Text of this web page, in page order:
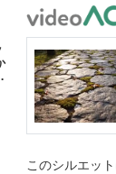
このシルエッ